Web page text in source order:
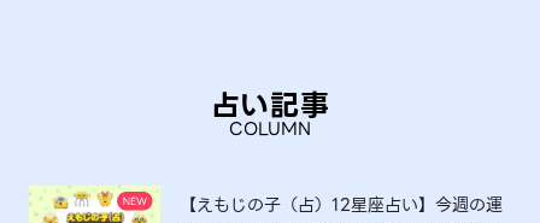
占い記事
COLUMN
【えもじの子（占）12星座占い】今週の運